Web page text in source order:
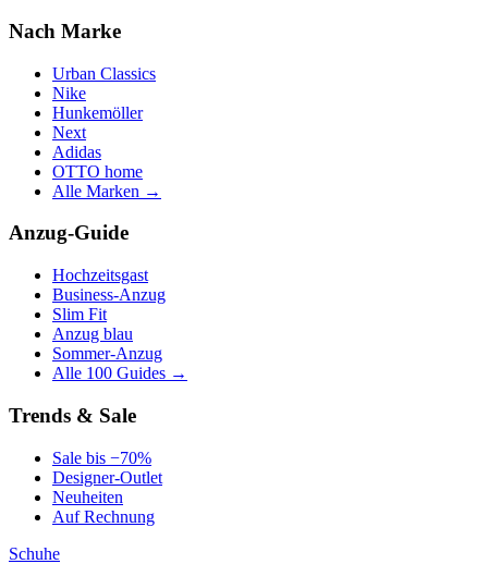
Nach Marke
Urban Classics
Nike
Hunkemöller
Next
Adidas
OTTO home
Alle Marken →
Anzug-Guide
Hochzeitsgast
Business-Anzug
Slim Fit
Anzug blau
Sommer-Anzug
Alle 100 Guides →
Trends & Sale
Sale bis −70%
Designer-Outlet
Neuheiten
Auf Rechnung
Schuhe